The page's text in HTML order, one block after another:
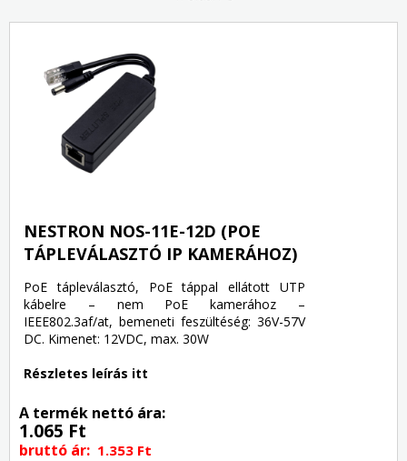
NESTRON NOS-11E-12D (POE
TÁPLEVÁLASZTÓ IP KAMERÁHOZ)
PoE tápleválasztó, PoE táppal ellátott UTP
kábelre – nem PoE kamerához –
IEEE802.3af/at, bemeneti feszültéség: 36V-57V
DC. Kimenet: 12VDC, max. 30W
Részletes leírás itt
A termék nettó ára:
1.065 Ft
bruttó ár: 1.353 Ft